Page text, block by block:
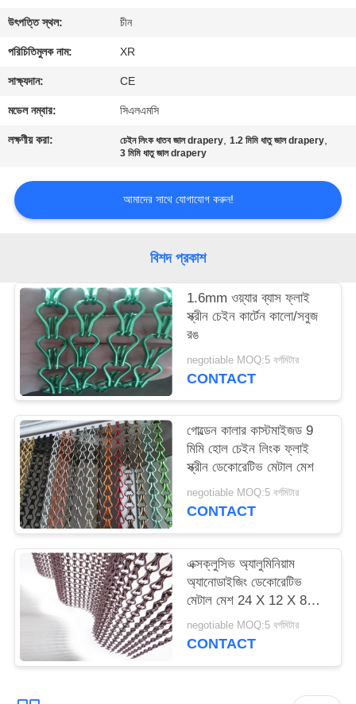
যোগাযোগ
করুন
উদ্ধৃতির
আবেদন
PRIVACY
POLICY
উৎপত্তি স্থল: চীন
পরিচিতিমুলক নাম: XR
সাক্ষ্যদান: CE
মডেল নম্বার: সিএলএমসি
লক্ষণীয় করা: চেইন লিংক ধাতব জাল drapery,1.2 মিমি ধাতু জাল drapery,
3 মিমি ধাতু জাল drapery
আমাদের সাথে যোগাযোগ করুন!
বিশদ প্রকাশ
1.6mm ওয়্যার ব্যাস ফ্লাই
স্ক্রীন চেইন কার্টেন কালো/সবুজ
রঙ
negotiable MOQ:5 বর্গমিটার
CONTACT
গোল্ডেন কালার কাস্টমাইজড 9
মিমি হোল চেইন লিংক ফ্লাই
স্ক্রীন ডেকোরেটিভ মেটাল মেশ
negotiable MOQ:5 বর্গমিটার
CONTACT
এক্সক্লুসিভ অ্যালুমিনিয়াম
অ্যানোডাইজিং ডেকোরেটিভ
মেটাল মেশ 24 X 12 X 8
negotiable MOQ:5 বর্গমিটার
CONTACT